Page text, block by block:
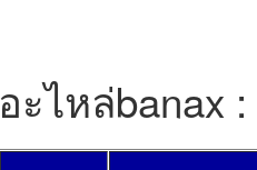
อะไหล่banax